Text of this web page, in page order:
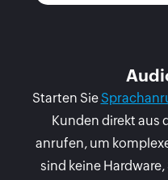
Starten Sie
Kunden direkt aus
anrufen, um
sind keine